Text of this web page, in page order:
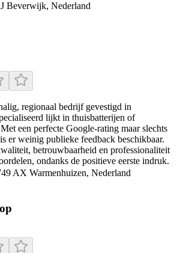
Beverwijk, Nederland
regionaal bedrijf gevestigd in
lijkt in thuisbatterijen of
een perfecte Google-rating maar slechts
er weinig publieke feedback beschikbaar.
betrouwbaarheid en professionaliteit
ondanks de positieve eerste indruk.
AX Warmenhuizen, Nederland